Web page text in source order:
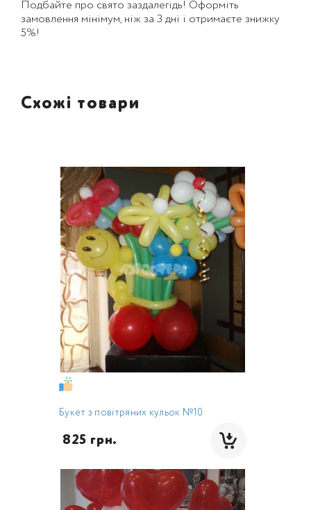
Подбайте про свято заздалегідь! Оформіть
замовлення мінімум, ніж за 3 дні і отримаєте знижку
5%!
Схожі товари
Букет з повітряних кульок №10
825 грн.